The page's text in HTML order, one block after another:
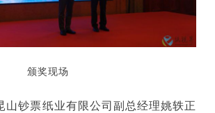
颁奖现场
票纸业有限公司副总经理姚轶正